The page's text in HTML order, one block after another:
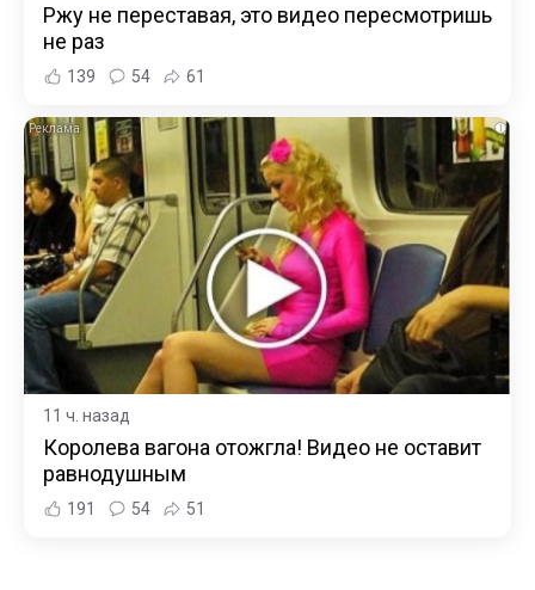
Ржу не переставая, это видео пересмотришь
не раз
139 54 61
i
11 ч. назад
Королева вагона отожгла! Видео не оставит
равнодушным
191 54 51